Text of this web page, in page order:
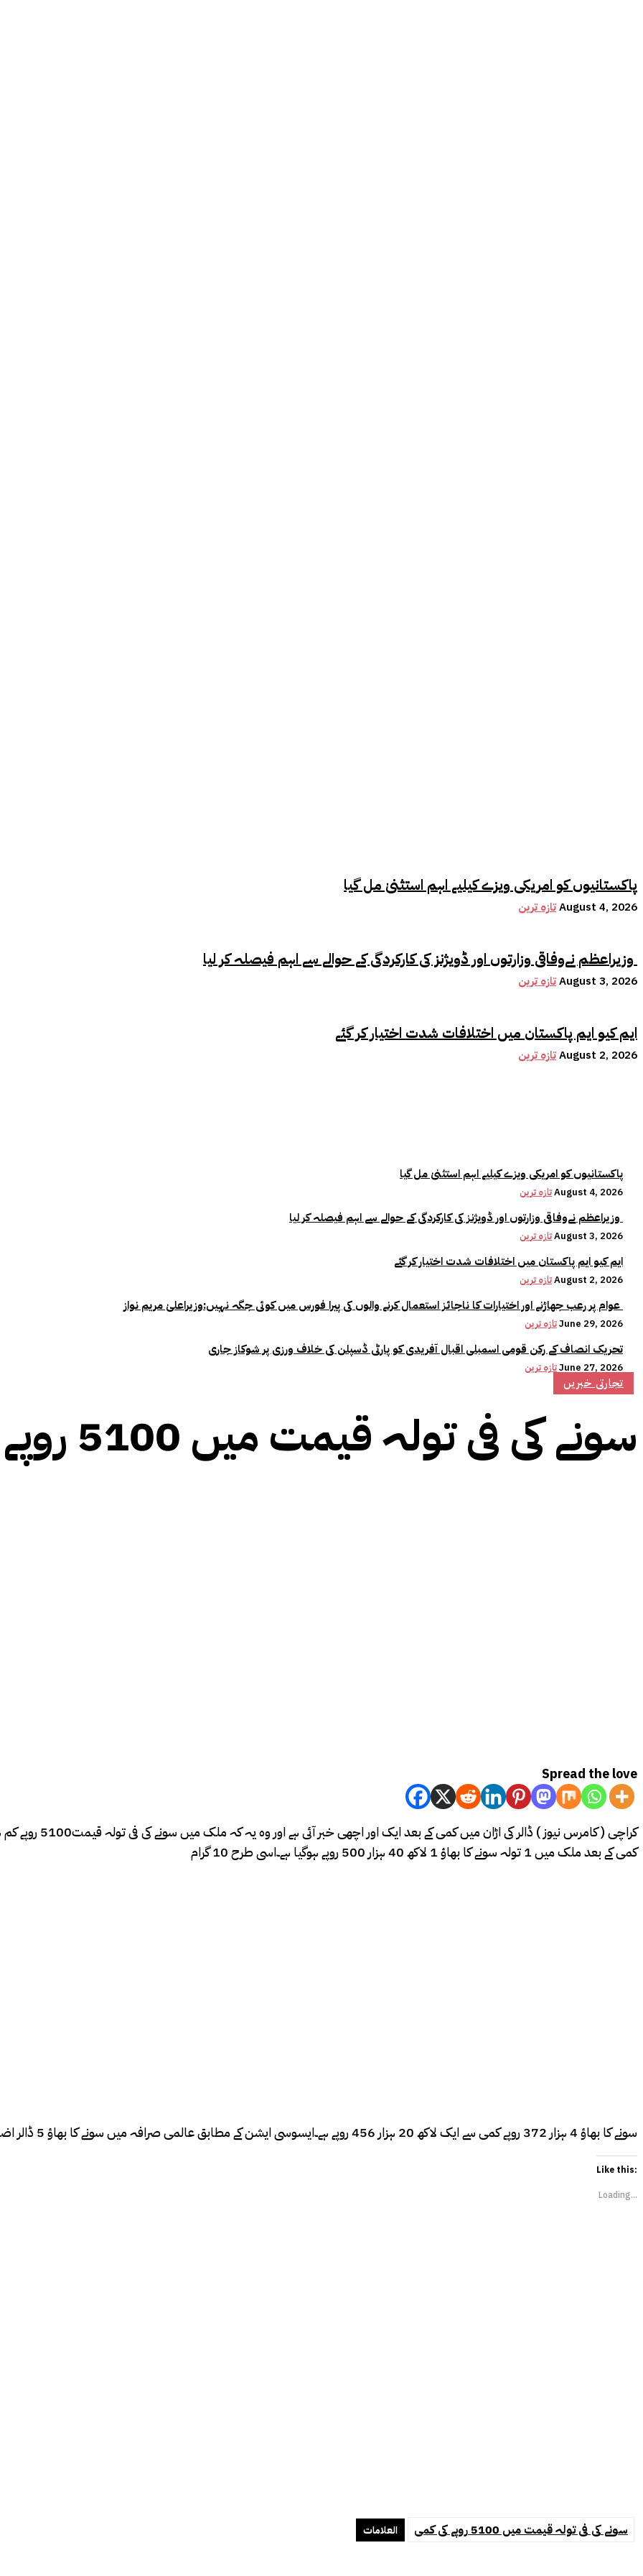
پاکستانیوں کو امریکی ویزے کیلیے اہم استثنیٰ مل گیا
تازہ ترینAugust 4, 2026
وزیراعظم نےوفاقی وزارتوں اور ڈویژنز کی کارکردگی کے حوالے سے اہم فیصلہ کر لیا
تازہ ترینAugust 3, 2026
ایم کیو ایم پاکستان میں اختلافات شدت اختیار کر گئے
تازہ ترینAugust 2, 2026
پاکستانیوں کو امریکی ویزے کیلیے اہم استثنیٰ مل گیا
تازہ ترینAugust 4, 2026
تازہ ترینAugust 3, 2026
ایم کیو ایم پاکستان میں اختلافات شدت اختیار کر گئے
تازہ ترینAugust 2, 2026
تازہ ترینJune 29, 2026
تحریک انصاف کے رکن قومی اسمبلی اقبال آفریدی کو پارٹی ڈسپلن کی خلاف ورزی پر شوکاز جاری
تازہ ترینJune 27, 2026
تجارتی خبریں
سونے کی فی تولہ قیمت میں 5100 روپے کی کمی
Spread the love
کراچی ( کامرس
کمی کے بعد ملک میں 1 تولہ سونے کا بھاؤ 1 لاکھ 40 ہزار 500 روپے ہوگیا ہے۔اسی طرح 10 گرام
سونے کا بھاؤ 4 ہزار 372 روپے کمی سے ایک لاکھ 20 ہزار 456 روپے ہے۔ایسوسی ایشن کے مطابق عالمی صرافہ میں سونے کا بھاؤ 5 ڈالر اضافے سے 1 ہزار 733 ڈالر فی اونس ہے۔
Like this:
Loading...
العلامات سونے کی فی تولہ قیمت میں 5100 روپے کی کمی